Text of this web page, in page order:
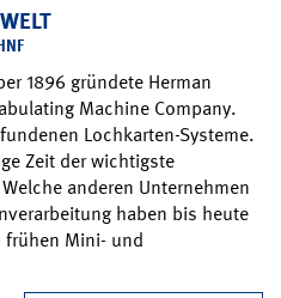
1896 gründete Herman
Machine Company.
Lochkarten-Systeme.
Zeit der wichtigste
anderen Unternehmen
haben bis heute
frühen Mini- und